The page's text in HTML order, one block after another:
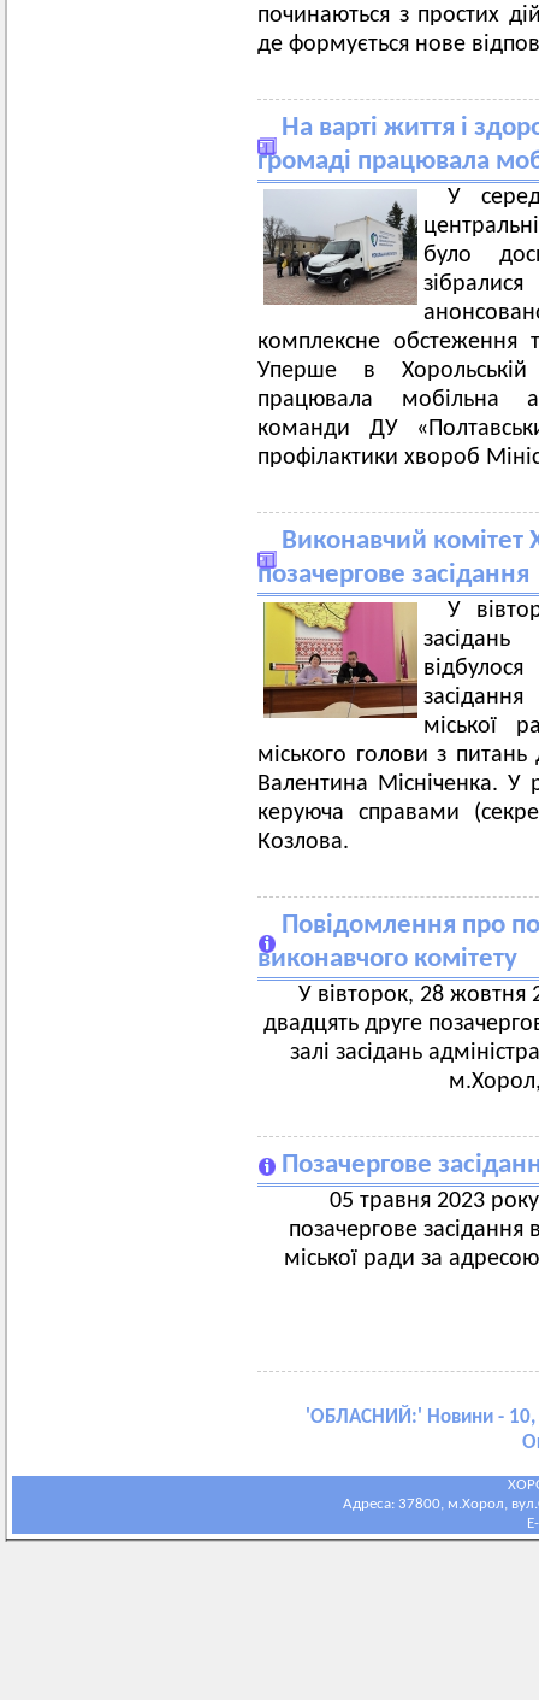
починаються з простих
де формується нове
На варті життя і
громаді працювала
У
було
комплексне обстеження
Уперше в Хорольській
працювала мобільна
команди ДУ
профілактики хвороб
Виконавчий комітет
позачергове засідання
У
міської
міського голови з питань
Валентина Місніченка. У
керуюча справами
Козлова.
Повідомлення про
виконавчого комітету
У вівторок, 28 жовтня
двадцять друге
залі засідань
Позачергове
05 травня 2023
позачергове засідання
міської ради за
'ОБЛАСНИЙ:' Новини - 10,
Адреса: 37800, м.Хорол,